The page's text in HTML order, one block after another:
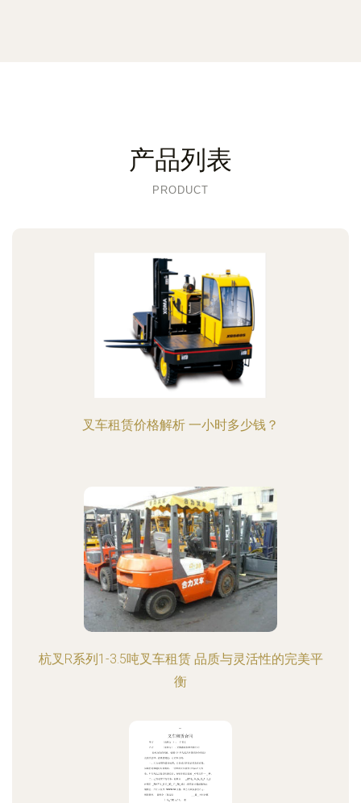
产品列表
PRODUCT
叉车租赁价格解析 一小时多少钱？
杭叉R系列1-3.5吨叉车租赁 品质与灵活性的完美平
衡